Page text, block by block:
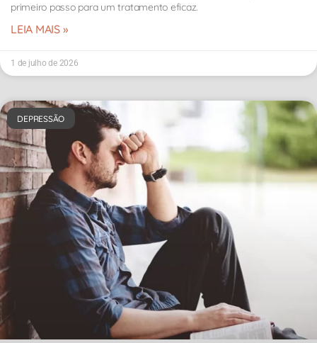
primeiro passo para um tratamento eficaz.
LEIA MAIS »
1 de julho de 2026
DEPRESSÃO